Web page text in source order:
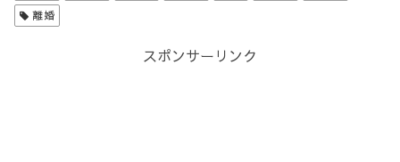
離婚
スポンサーリンク